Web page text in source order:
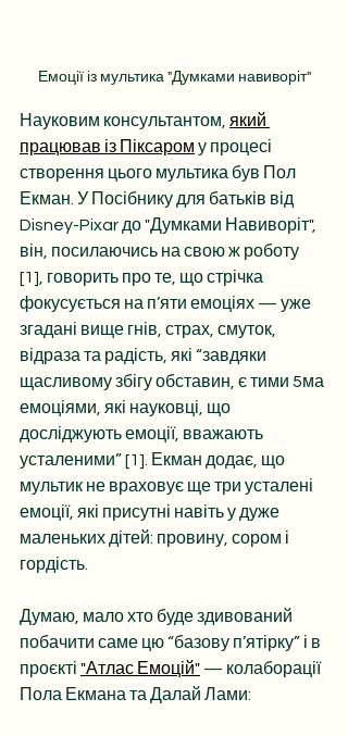
Емоції із мультика "Думками навиворіт"
Науковим консультантом, який
працював із Піксаром у процесі
створення цього мультика був Пол
Екман. У Посібнику для батьків від
Disney-Pixar до "Думками Навиворіт",
він, посилаючись на свою ж роботу
[1], говорить про те, що стрічка
фокусується на п’яти емоціях — уже
згадані вище гнів, страх, смуток,
відраза та радість, які “завдяки
щасливому збігу обставин, є тими 5ма
емоціями, які науковці, що
досліджують емоції, вважають
усталеними” [1]. Екман додає, що
мультик не враховує ще три усталені
емоції, які присутні навіть у дуже
маленьких дітей: провину, сором і
гордість.
Думаю, мало хто буде здивований
побачити саме цю “базову п’ятірку” і в
проєкті "Атлас Емоцій" — колаборації
Пола Екмана та Далай Лами: